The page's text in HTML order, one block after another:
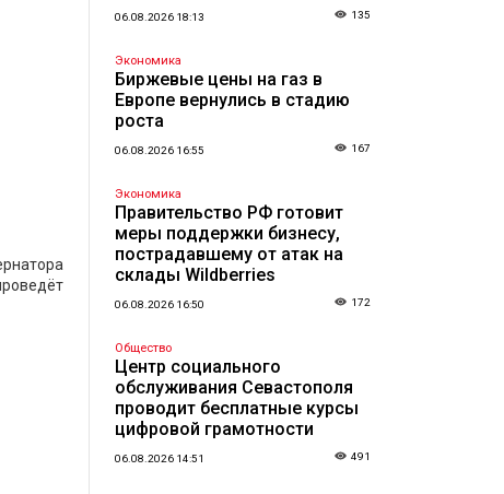
06.08.2026 18:13 135
Экономика
Биржевые цены на газ в
Европе вернулись в стадию
роста
06.08.2026 16:55 167
Экономика
Правительство РФ готовит
меры поддержки бизнесу,
пострадавшему от атак на
склады Wildberries
06.08.2026 16:50 172
Общество
Центр социального
обслуживания Севастополя
проводит бесплатные курсы
цифровой грамотности
06.08.2026 14:51 491